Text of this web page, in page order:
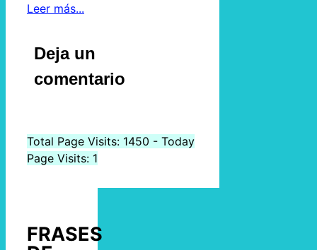
Leer más...
Deja un
comentario
Total Page Visits: 1450 - Today
Page Visits: 1
FRASES